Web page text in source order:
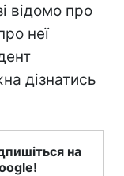
відомо про
неї
дізнатись
на